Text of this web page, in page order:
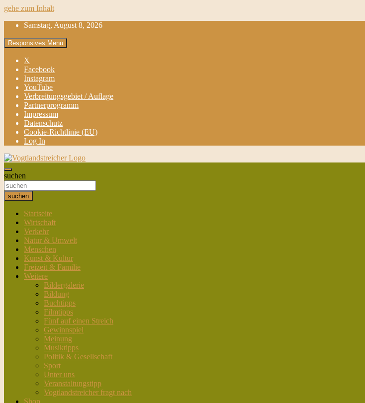
gehe zum Inhalt
Samstag, August 8, 2026
Responsives Menu
X
Facebook
Instagram
YouTube
Verbreitungsgebiet / Auflage
Partnerprogramm
Impressum
Datenschutz
Cookie-Richtlinie (EU)
Log In
Vogtlandstreicher
aktuell & mittendrin
suchen
suchen
Startseite
Wirtschaft
Verkehr
Natur & Umwelt
Menschen
Kunst & Kultur
Freizeit & Familie
Weitere
Bildergalerie
Bildung
Buchtipps
Filmtipps
Fünf auf einen Streich
Gewinnspiel
Meinung
Musiktipps
Politik & Gesellschaft
Sport
Unter uns
Veranstaltungstipp
Vogtlandstreicher fragt nach
Shop